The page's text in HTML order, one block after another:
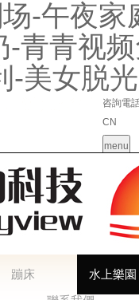
-午夜
青青视
美女脱
咨詢電
CN
menu
蹦床 水上樂園